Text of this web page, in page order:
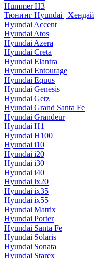
Hummer H3
Тюнинг Hyundai | Хендай
Hyundai Accent
Hyundai Atos
Hyundai Azera
Hyundai Creta
Hyundai Elantra
Hyundai Entourage
Hyundai Equus
Hyundai Genesis
Hyundai Getz
Hyundai Grand Santa Fe
Hyundai Grandeur
Hyundai H1
Hyundai H100
Hyundai i10
Hyundai i20
Hyundai i30
Hyundai i40
Hyundai ix20
Hyundai ix35
Hyundai ix55
Hyundai Matrix
Hyundai Porter
Hyundai Santa Fe
Hyundai Solaris
Hyundai Sonata
Hyundai Starex